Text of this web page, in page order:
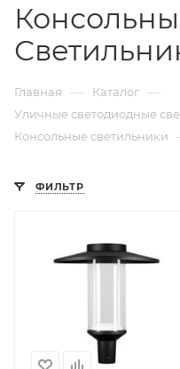
Главная — Каталог —
Уличные светодиодные
Консольные светильники
ФИЛЬТР